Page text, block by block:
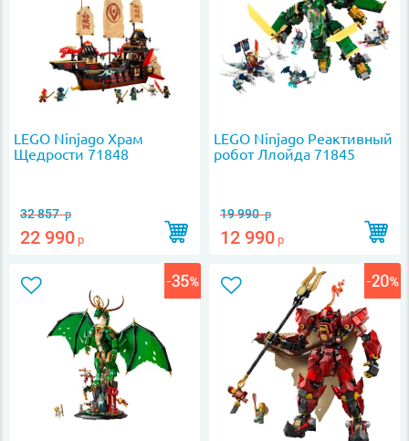
LEGO Ninjago Храм
Щедрости 71848
32 857р
22 990 р
LEGO Ninjago Реактивный
робот Ллойда 71845
19 990р
12 990 р